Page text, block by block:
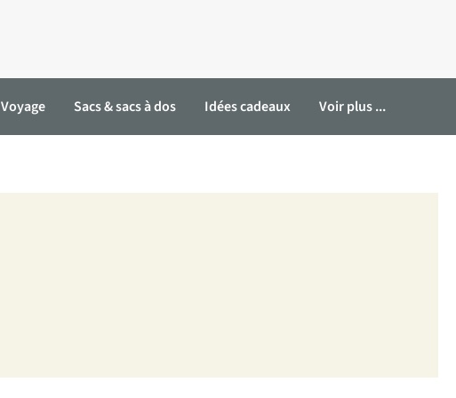
Voyage Sacs & sacs à dos Idées cadeaux Voir plus ...